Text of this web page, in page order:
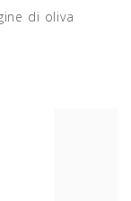
di oliva